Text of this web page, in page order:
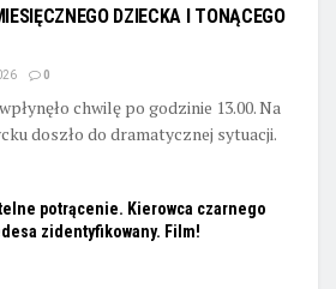
DZIECKA I TONĄCEGO
0
chwilę po godzinie 13.00. Na
doszło do dramatycznej sytuacji.
potrącenie. Kierowca czarnego
zidentyfikowany. Film!